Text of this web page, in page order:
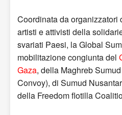
Coordinata da organizzatori
artisti e attivisti della
svariati Paesi, la Global
mobilitazione congiunta del
Gaza, della Maghreb
Convoy), di Sumud
della Freedom flotilla